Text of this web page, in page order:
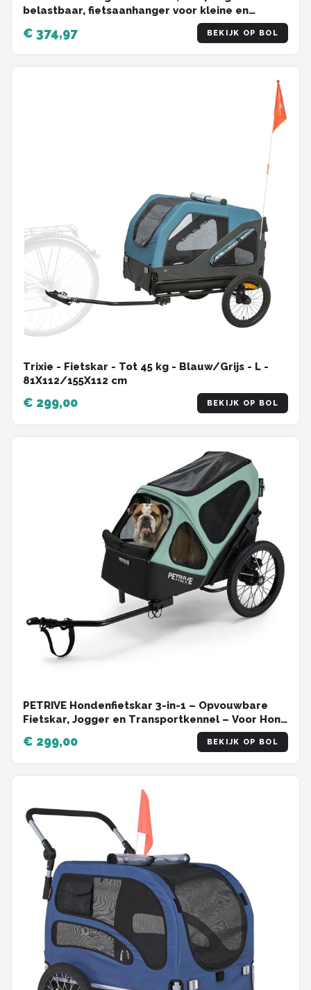
belastbaar, fietsaanhanger voor kleine en
middelgrote honden, inklapbare hondenbuggy,
hondenfietskar
€ 374,97 BEKIJK OP BOL
Trixie - Fietskar - Tot 45 kg - Blauw/Grijs - L -
81X112/155X112 cm
€ 299,00 BEKIJK OP BOL
PETRIVE Hondenfietskar 3-in-1 – Opvouwbare
Fietskar, Jogger en Transportkennel – Voor Hond
€ 299,00 BEKIJK OP BOL